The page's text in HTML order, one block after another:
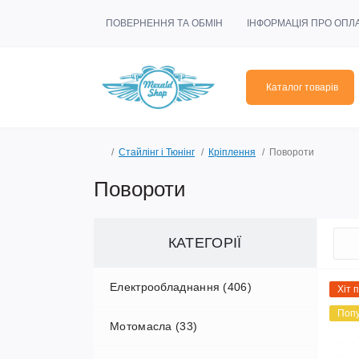
ПОВЕРНЕННЯ ТА ОБМІН ІНФОРМАЦІЯ ПРО
Каталог товарів
Стайлінг і Тюнінг Кріплення Повороти
Повороти
КАТЕГОРІЇ
Електрообладнання (406)
Електрика (50)
Мотомасла (33)
Хіт